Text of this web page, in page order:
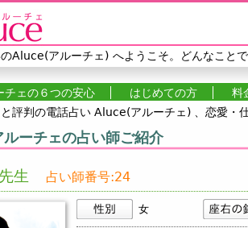
Jump to navigation
Aluce(アルーチェ) へようこそ。どんなこと
チェの６つの安心 はじめての方
料
評判の電話占い Aluce(アルーチェ) 、恋愛・
ルーチェの占い師ご紹介
生 占い師番号:24
女